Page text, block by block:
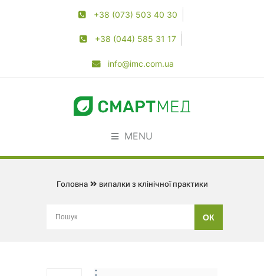
+38 (073) 503 40 30
+38 (044) 585 31 17
info@imc.com.ua
MENU
Головна випалки з клінічної практики